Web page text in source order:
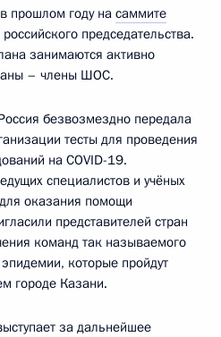
прошлом году на саммите
председательства.
занимаются активно
– члены ШОС.
безвозмездно передала
тесты для проведения
на COVID-19.
специалистов и учёных
оказания помощи
представителей стран
команд так называемого
которые пройдут
городе Казани.
за дальнейшее